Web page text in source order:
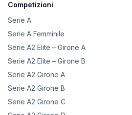
Competizioni
Serie A
Serie A Femminile
Serie A2 Elite – Girone A
Serie A2 Elite – Girone B
Serie A2 Girone A
Serie A2 Girone B
Serie A2 Girone C